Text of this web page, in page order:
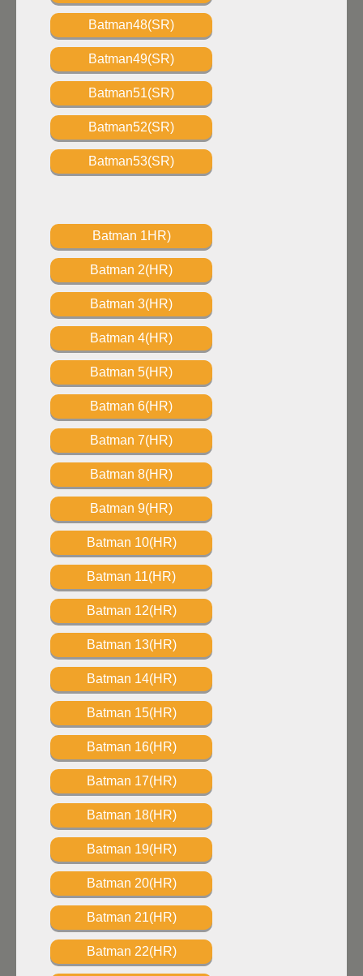
Batman48(SR)
Batman49(SR)
Batman51(SR)
Batman52(SR)
Batman53(SR)
Batman 1HR)
Batman 2(HR)
Batman 3(HR)
Batman 4(HR)
Batman 5(HR)
Batman 6(HR)
Batman 7(HR)
Batman 8(HR)
Batman 9(HR)
Batman 10(HR)
Batman 11(HR)
Batman 12(HR)
Batman 13(HR)
Batman 14(HR)
Batman 15(HR)
Batman 16(HR)
Batman 17(HR)
Batman 18(HR)
Batman 19(HR)
Batman 20(HR)
Batman 21(HR)
Batman 22(HR)